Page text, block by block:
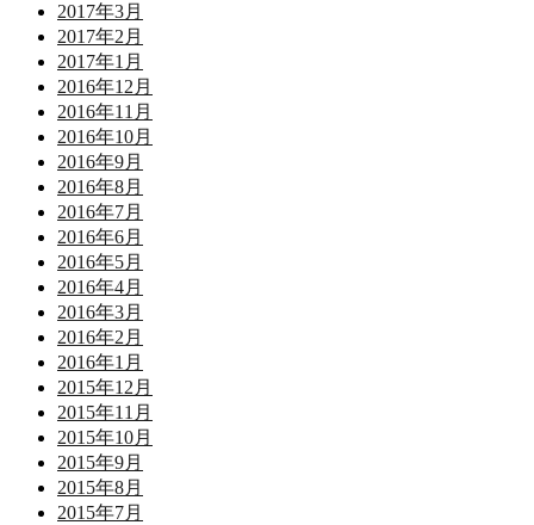
2017年3月
2017年2月
2017年1月
2016年12月
2016年11月
2016年10月
2016年9月
2016年8月
2016年7月
2016年6月
2016年5月
2016年4月
2016年3月
2016年2月
2016年1月
2015年12月
2015年11月
2015年10月
2015年9月
2015年8月
2015年7月